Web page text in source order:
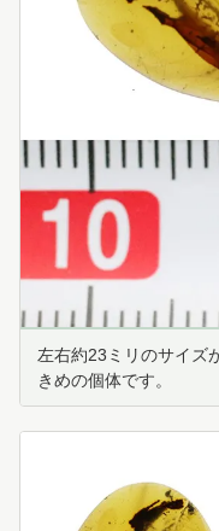
左右約23ミリのサイズ
きめの個体です。